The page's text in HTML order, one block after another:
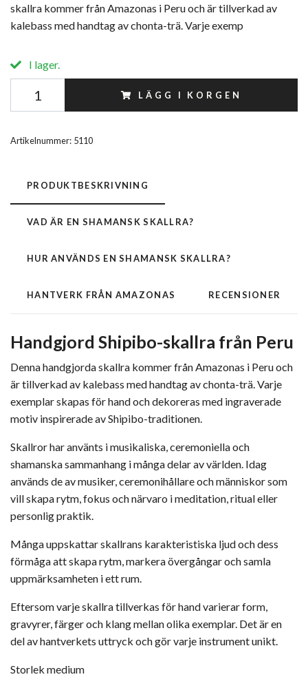
skallra kommer från Amazonas i Peru och är tillverkad av
kalebass med handtag av chonta-trä. Varje exemp
I lager.
LÄGG I KORGEN
Artikelnummer: 5110
PRODUKTBESKRIVNING
VAD ÄR EN SHAMANSK SKALLRA?
HUR ANVÄNDS EN SHAMANSK SKALLRA?
HANTVERK FRÅN AMAZONAS RECENSIONER
Handgjord Shipibo-skallra från Peru
Denna handgjorda skallra kommer från Amazonas i Peru och
är tillverkad av kalebass med handtag av chonta-trä. Varje
exemplar skapas för hand och dekoreras med ingraverade
motiv inspirerade av Shipibo-traditionen.
Skallror har använts i musikaliska, ceremoniella och
shamanska sammanhang i många delar av världen. Idag
används de av musiker, ceremonihållare och människor som
vill skapa rytm, fokus och närvaro i meditation, ritual eller
personlig praktik.
Många uppskattar skallrans karakteristiska ljud och dess
förmåga att skapa rytm, markera övergångar och samla
uppmärksamheten i ett rum.
Eftersom varje skallra tillverkas för hand varierar form,
gravyrer, färger och klang mellan olika exemplar. Det är en
del av hantverkets uttryck och gör varje instrument unikt.
Storlek medium